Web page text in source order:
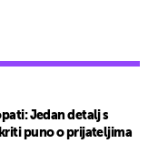
Jedan detalj s
puno o prijateljima